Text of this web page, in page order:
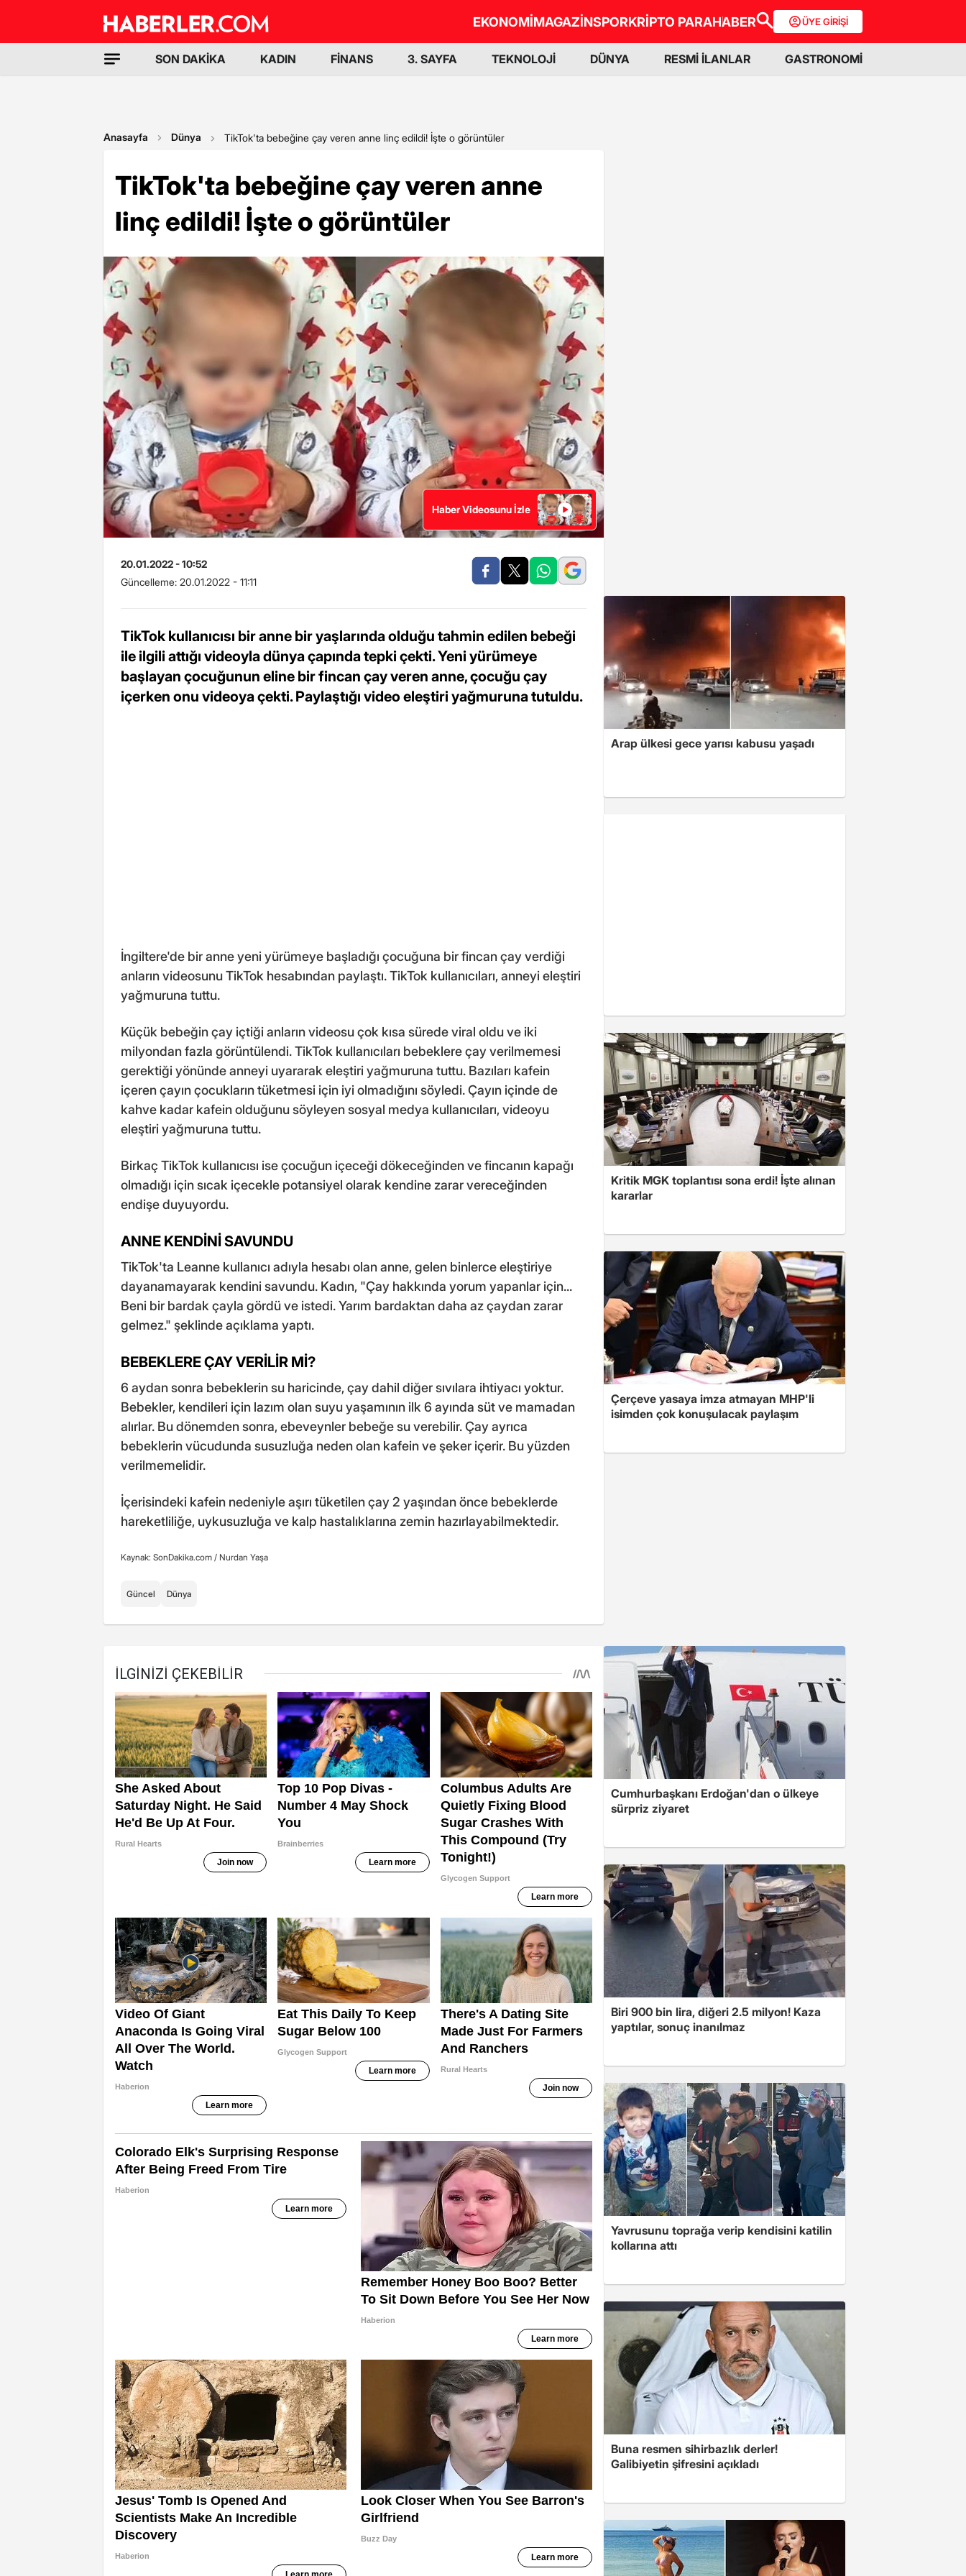
EKONOMİMAGAZİNSPORKRİPTO PARAHABER ÜYE GİRİŞİ
SON DAKİKA KADIN FİNANS 3. SAYFA TEKNOLOJİ DÜNYA RESMİ İLANLAR GASTRONOMİ
Anasayfa Dünya TikTok'ta bebeğine çay veren anne linç edildi! İşte o görüntüler
TikTok'ta bebeğine çay veren anne
linç edildi! İşte o görüntüler
Haber Videosunu İzle
20.01.2022 - 10:52
Güncelleme: 20.01.2022 - 11:11
TikTok kullanıcısı bir anne bir yaşlarında olduğu tahmin edilen bebeği
ile ilgili attığı videoyla dünya çapında tepki çekti. Yeni yürümeye
başlayan çocuğunun eline bir fincan çay veren anne, çocuğu çay
içerken onu videoya çekti. Paylaştığı video eleştiri yağmuruna tutuldu.
İngiltere'de bir anne yeni yürümeye başladığı çocuğuna bir fincan çay verdiği
anların videosunu TikTok hesabından paylaştı. TikTok kullanıcıları, anneyi eleştiri
yağmuruna tuttu.
Küçük bebeğin çay içtiği anların videosu çok kısa sürede viral oldu ve iki
milyondan fazla görüntülendi. TikTok kullanıcıları bebeklere çay verilmemesi
gerektiği yönünde anneyi uyararak eleştiri yağmuruna tuttu. Bazıları kafein
içeren çayın çocukların tüketmesi için iyi olmadığını söyledi. Çayın içinde de
kahve kadar kafein olduğunu söyleyen sosyal medya kullanıcıları, videoyu
eleştiri yağmuruna tuttu.
Birkaç TikTok kullanıcısı ise çocuğun içeceği dökeceğinden ve fincanın kapağı
olmadığı için sıcak içecekle potansiyel olarak kendine zarar vereceğinden
endişe duyuyordu.
ANNE KENDİNİ SAVUNDU
TikTok'ta Leanne kullanıcı adıyla hesabı olan anne, gelen binlerce eleştiriye
dayanamayarak kendini savundu. Kadın, "Çay hakkında yorum yapanlar için...
Beni bir bardak çayla gördü ve istedi. Yarım bardaktan daha az çaydan zarar
gelmez." şeklinde açıklama yaptı.
BEBEKLERE ÇAY VERİLİR Mİ?
6 aydan sonra bebeklerin su haricinde, çay dahil diğer sıvılara ihtiyacı yoktur.
Bebekler, kendileri için lazım olan suyu yaşamının ilk 6 ayında süt ve mamadan
alırlar. Bu dönemden sonra, ebeveynler bebeğe su verebilir. Çay ayrıca
bebeklerin vücudunda susuzluğa neden olan kafein ve şeker içerir. Bu yüzden
verilmemelidir.
İçerisindeki kafein nedeniyle aşırı tüketilen çay 2 yaşından önce bebeklerde
hareketliliğe, uykusuzluğa ve kalp hastalıklarına zemin hazırlayabilmektedir.
Kaynak: SonDakika.com / Nurdan Yaşa
Güncel Dünya
Arap ülkesi gece yarısı kabusu yaşadı
Kritik MGK toplantısı sona erdi! İşte alınan
kararlar
Çerçeve yasaya imza atmayan MHP'li
isimden çok konuşulacak paylaşım
Cumhurbaşkanı Erdoğan'dan o ülkeye
sürpriz ziyaret
Biri 900 bin lira, diğeri 2.5 milyon! Kaza
yaptılar, sonuç inanılmaz
Yavrusunu toprağa verip kendisini katilin
kollarına attı
Buna resmen sihirbazlık derler!
Galibiyetin şifresini açıkladı